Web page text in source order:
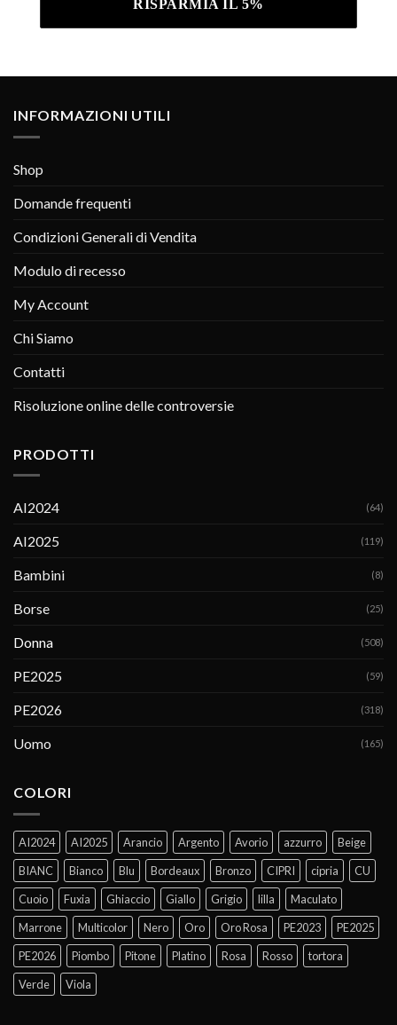
INFORMAZIONI UTILI
Shop
Domande frequenti
Condizioni Generali di Vendita
Modulo di recesso
My Account
Chi Siamo
Contatti
Risoluzione online delle controversie
PRODOTTI
AI2024 (64)
AI2025 (119)
Bambini (8)
Borse (25)
Donna (508)
PE2025 (59)
PE2026 (318)
Uomo (165)
COLORI
AI2024 AI2025 Arancio Argento Avorio azzurro
Beige
BIANC
Bianco Blu Bordeaux Bronzo CIPRI cipria
CU
Cuoio
Fuxia Ghiaccio Giallo Grigio lilla
Maculato
Marrone
Multicolor Nero Oro Oro Rosa PE2023
PE2025
PE2026
Piombo Pitone Platino Rosa Rosso
tortora
Verde
Viola